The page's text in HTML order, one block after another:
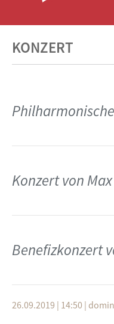
KONZERT
Konzert von
Benefizkonzert
26.09.2019 | 14:50 |